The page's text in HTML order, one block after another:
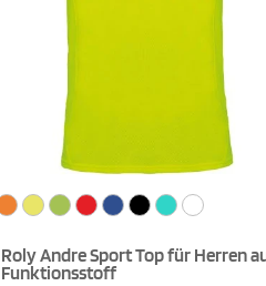
Roly Andre Sport Top für Herren
Funktionsstoff